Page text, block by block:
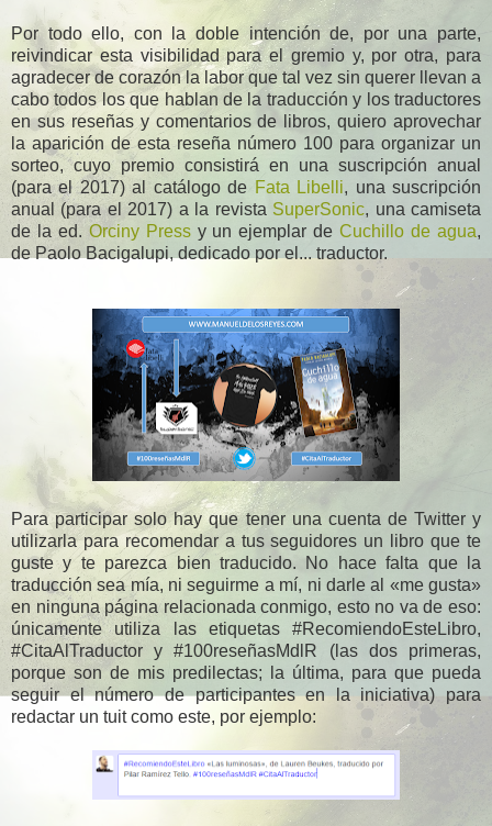
Por todo ello, con la doble intención de, por una parte,
reivindicar esta visibilidad para el gremio y, por otra, para
agradecer de corazón la labor que tal vez sin querer llevan a
cabo todos los que hablan de la traducción y los traductores
en sus reseñas y comentarios de libros, quiero aprovechar
la aparición de esta reseña número 100 para organizar un
sorteo, cuyo premio consistirá en una suscripción anual
(para el 2017) al catálogo de Fata Libelli, una suscripción
anual (para el 2017) a la revista SuperSonic, una camiseta
de la ed. Orciny Pressy un ejemplar deCuchillo de agua,
de Paolo Bacigalupi, dedicado por el... traductor.
Para participar solo hay que tener una cuenta de Twitter y
utilizarla para recomendar a tus seguidores un libro que te
guste y te parezca bien traducido. No hace falta que la
traducción sea mía, ni seguirme a mí, ni darle al «me gusta»
en ninguna página relacionada conmigo, esto no va de eso:
únicamente utiliza las etiquetas #RecomiendoEsteLibro,
#CitaAlTraductor y #100reseñasMdlR (las dos primeras,
porque son de mis predilectas; la última, para que pueda
seguir el número de participantes en la iniciativa) para
redactar un tuit como este, por ejemplo: